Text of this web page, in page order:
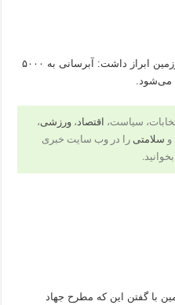
مدیر عامل شرکت مهندسی آبفای سرزمین ابراز داشت: آبرسانی به ۵۰۰۰
می‌شود.
سیاست، اقتصاد، ورزشی،
سلامتی را در وب سایت خبری
بخوانید.
با گفتن این که مطرح جهاد